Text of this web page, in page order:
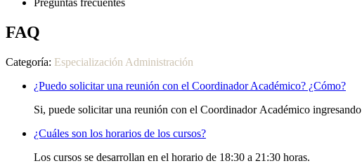
FAQ
Categoría: Especialización Administración
¿Puedo solicitar una reunión con el Coordinador Académico? ¿Cómo?
Si, puede solicitar una reunión con el Coordinador Académico ingresando
¿Cuáles son los horarios de los cursos?
Los cursos se desarrollan en el horario de 18:30 a 21:30 horas.